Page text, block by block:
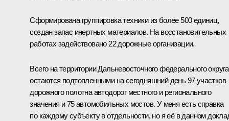
Сформирована группировка техники из более 500 единиц,
создан запас инертных материалов. На восстановительных
работах задействовано 22 дорожные организации.
Всего на территории Дальневосточного федерального округа
остаются подтопленными на сегодняшний день 97 участков
дорожного полотна автодорог местного и регионального
значения и 75 автомобильных мостов. У меня есть справка
по каждому субъекту в отдельности, но я её в данном